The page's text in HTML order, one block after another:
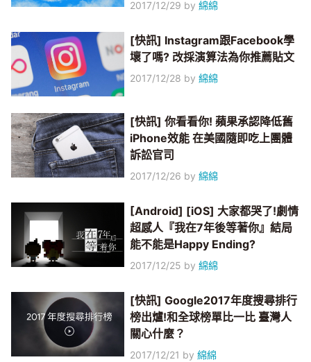
2017/12/29 by綿綿
[快訊] Instagram跟Facebook學
壞了嗎? 改採演算法為你推薦貼文
2017/12/28 by綿綿
[快訊] 你看看你! 蘋果承認降低舊
iPhone效能 在美國隨即吃上團體
訴訟官司
2017/12/26 by綿綿
[Android] [iOS] 大家都哭了!劇情
超感人『我在7年後等著你』結局
能不能是Happy Ending?
2017/12/25 by綿綿
[快訊] Google2017年度搜尋排行
榜出爐!和全球榜單比一比 臺灣人
關心什麼？
2017/12/21 by綿綿